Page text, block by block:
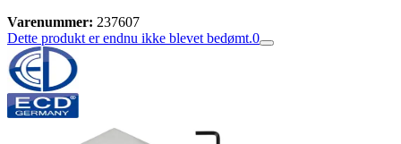
Varenummer: 237607
Dette produkt er endnu ikke blevet bedømt.0